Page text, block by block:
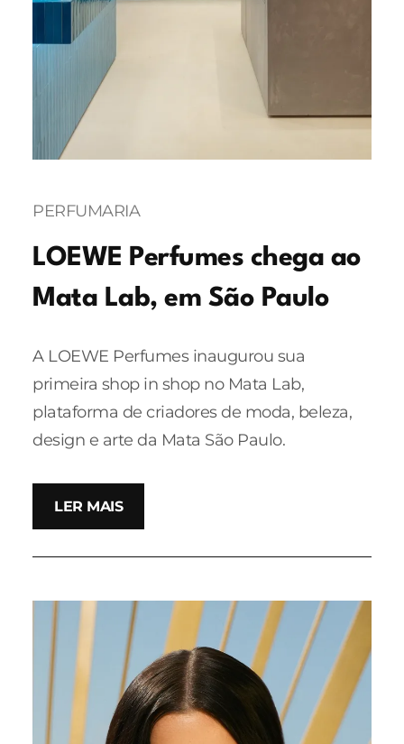
PERFUMARIA
LOEWE Perfumes chega ao
Mata Lab, em São Paulo
A LOEWE Perfumes inaugurou sua
primeira shop in shop no Mata Lab,
plataforma de criadores de moda, beleza,
design e arte da Mata São Paulo.
LER MAIS